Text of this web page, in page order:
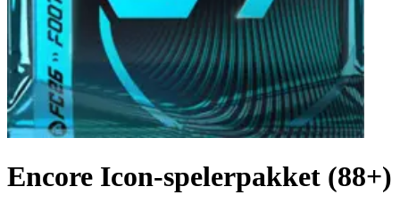
Encore Icon-spelerpakket (88+)